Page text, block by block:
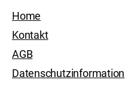
Home
Kontakt
AGB
Datenschutzinformation